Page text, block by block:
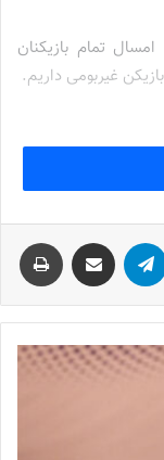
تمام بازیکنان
فوتسال
اعلام شد
در تورکال